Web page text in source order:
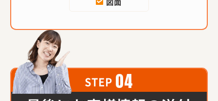
STEP 04